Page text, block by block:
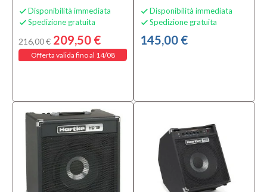
Ampli
basso
usato
(1)
Amplificatori
per
Elettrico
(8)
MOSTRA
TUTTI
 Disponibilità immediata
 Spedizione gratuita
216,00 € 209,50 €
Offerta valida fino al 14/08
 Disponibilità immediata
 Spedizione gratuita
145,00 €